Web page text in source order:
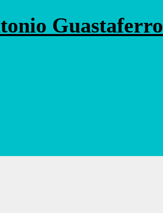
Guastaferro